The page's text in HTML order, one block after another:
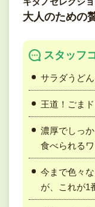
大人のための
スタッフ
サラダうどん
王道！ごま
濃厚でしっ
食べられる
今まで色々
が、これが1